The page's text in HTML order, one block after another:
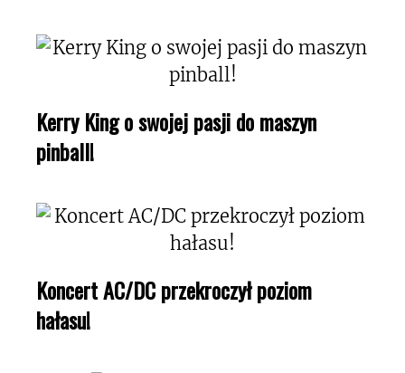
Kerry King o swojej pasji do maszyn
pinball!
Koncert AC/DC przekroczył poziom
hałasu!